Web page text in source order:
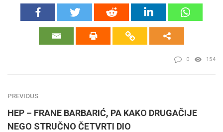
0 154
PREVIOUS
HEP – FRANE BARBARIĆ, PA KAKO DRUGAČIJE
NEGO STRUČNO ČETVRTI DIO